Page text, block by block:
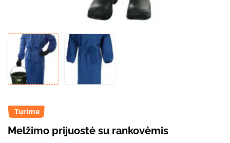
Turime
Melžimo prijuostė su rankovėmis